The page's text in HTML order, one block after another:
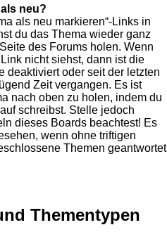
neu?
als neu markieren“-Links in
du das Thema wieder ganz
des Forums holen. Wenn
nicht siehst, dann ist die
deaktiviert oder seit der letzten
Zeit vergangen. Es ist
nach oben zu holen, indem du
schreibst. Stelle jedoch
dieses Boards beachtest! Es
wenn ohne triftigen
Themen geantwortet
Thementypen